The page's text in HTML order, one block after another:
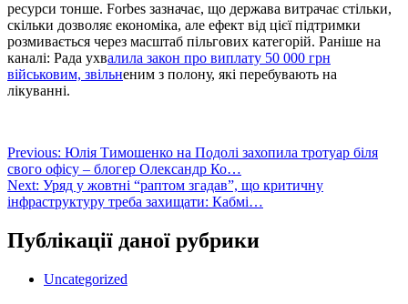
ресурси тонше. ️Forbes зазначає, що держава витрачає стільки,
скільки дозволяє економіка, але ефект від цієї підтримки
розмивається через масштаб пільгових категорій. Раніше на
каналі: Рада ухвалила закон про виплату 50 000 грн
військовим, звільненим з полону, які перебувають на
лікуванні.
Навігація
записів
Previous: Юлія Тимошенко на Подолі захопила тротуар біля
свого офісу – блогер Олександр Ко…
Next: ️Уряд у жовтні “раптом згадав”, що критичну
інфраструктуру треба захищати: Кабмі…
Публікації даної рубрики
Uncategorized